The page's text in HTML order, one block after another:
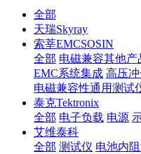
全部
天瑞Skyray
索莘EMCSOSIN
全部 电磁兼容其他产
EMC系统集成 高压
电磁兼容性通用测试
泰克Tektronix
全部 电子负载 电源
艾维泰科
全部 测试仪 电池内